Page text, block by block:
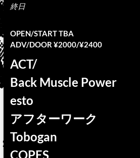
終日
OPEN/START TBA
ADV/DOOR ¥2000/¥2400
ACT/
Back Muscle Power
esto
アフターワーク
Tobogan
COPES